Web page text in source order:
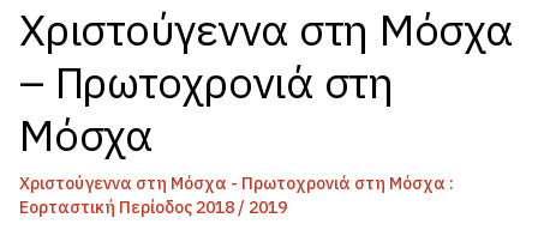
Χριστούγεννα στη Μόσχα
– Πρωτοχρονιά στη
Μόσχα
Χριστούγεννα στη Μόσχα - Πρωτοχρονιά στη Μόσχα :
Εορταστική Περίοδος 2018 / 2019